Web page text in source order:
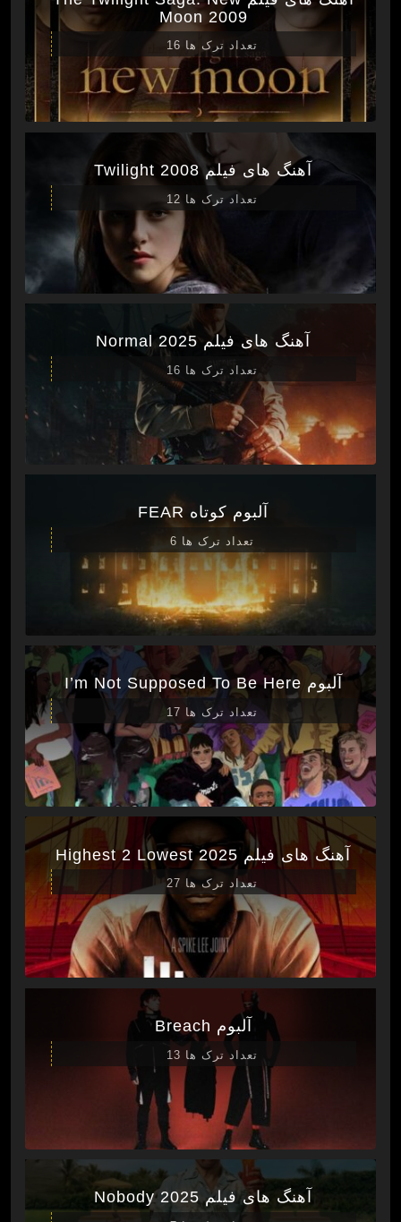
Moon 2009
تعداد ترک ها 16
آهنگ های فیلم Twilight 2008
تعداد ترک ها 12
آهنگ های فیلم Normal 2025
تعداد ترک ها 16
آلبوم کوتاه FEAR
تعداد ترک ها 6
آلبوم I’m Not Supposed To Be Here
تعداد ترک ها 17
آهنگ های فیلم Highest 2 Lowest 2025
تعداد ترک ها 27
آلبوم Breach
تعداد ترک ها 13
آهنگ های فیلم Nobody 2025